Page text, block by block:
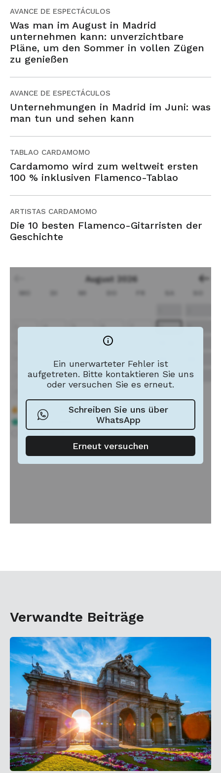
AVANCE DE ESPECTÁCULOS
Was man im August in Madrid
unternehmen kann: unverzichtbare
Pläne, um den Sommer in vollen Zügen
zu genießen
AVANCE DE ESPECTÁCULOS
Unternehmungen in Madrid im Juni: was
man tun und sehen kann
TABLAO CARDAMOMO
Cardamomo wird zum weltweit ersten
100 % inklusiven Flamenco-Tablao
ARTISTAS CARDAMOMO
Die 10 besten Flamenco-Gitarristen der
Geschichte
Verwandte Beiträge